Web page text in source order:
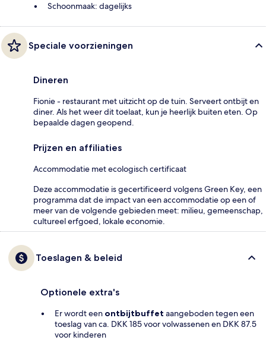
Schoonmaak: dagelijks
Speciale voorzieningen
Dineren
Fionie - restaurant met uitzicht op de tuin. Serveert ontbijt en
diner. Als het weer dit toelaat, kun je heerlijk buiten eten. Op
bepaalde dagen geopend.
Prijzen en affiliaties
Accommodatie met ecologisch certificaat
Deze accommodatie is gecertificeerd volgens Green Key, een
programma dat de impact van een accommodatie op een of
meer van de volgende gebieden meet: milieu, gemeenschap,
cultureel erfgoed, lokale economie.
Toeslagen & beleid
Optionele extra's
Er wordt een ontbijtbuffet aangeboden tegen een
toeslag van ca. DKK 185 voor volwassenen en DKK 87.5
voor kinderen